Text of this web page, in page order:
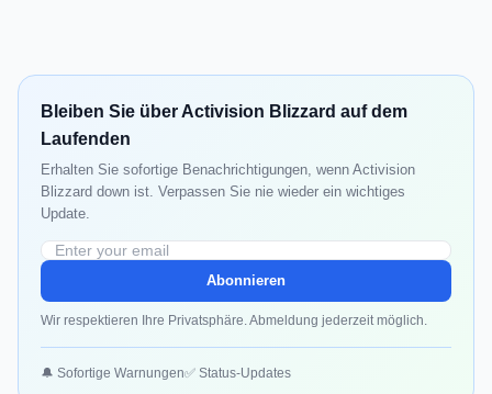
Bleiben Sie über Activision Blizzard auf dem
Laufenden
Erhalten Sie sofortige Benachrichtigungen, wenn Activision
Blizzard down ist. Verpassen Sie nie wieder ein wichtiges
Update.
Abonnieren
Wir respektieren Ihre Privatsphäre. Abmeldung jederzeit möglich.
🔔 Sofortige Warnungen✅ Status-Updates